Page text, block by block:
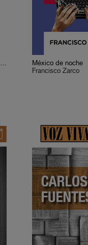
Cervantes o la crítica de la lectura
México de noche
Francisco Zarco